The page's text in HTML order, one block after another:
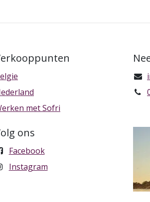
met Sofri
ons
Facebook
Instagram